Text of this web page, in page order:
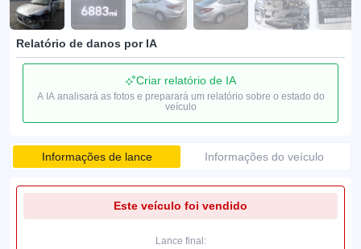
Relatório de danos por IA
Criar relatório de IA
A IA analisará as fotos e preparará um relatório sobre o estado do
veículo
Informações de lance Informações do veículo
Este veículo foi vendido
Lance final: